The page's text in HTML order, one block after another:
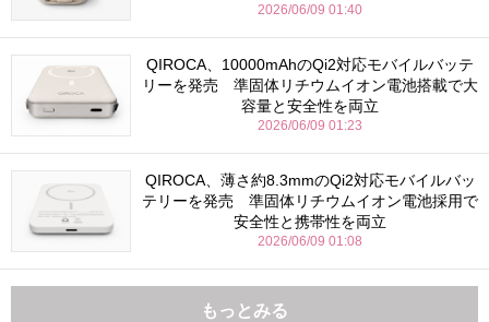
2026/06/09 01:40
QIROCA、10000mAhのQi2対応モバイルバッテ
リーを発売 準固体リチウムイオン電池搭載で大
容量と安全性を両立
2026/06/09 01:23
QIROCA、薄さ約8.3mmのQi2対応モバイルバッ
テリーを発売 準固体リチウムイオン電池採用で
安全性と携帯性を両立
2026/06/09 01:08
もっとみる